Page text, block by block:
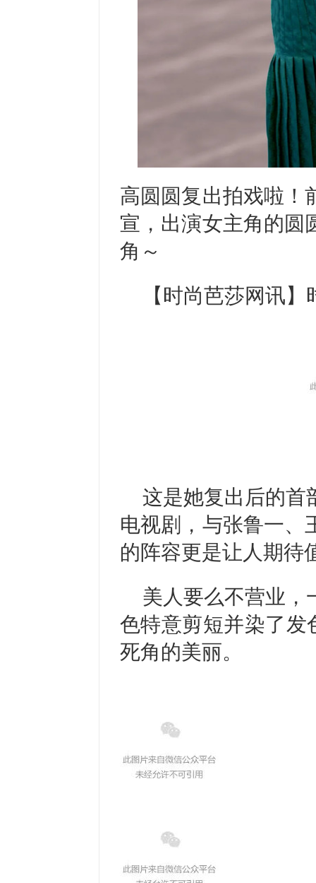
高圆圆复出拍戏啦！
宣，出演女主角的圆
角～
【时尚芭莎网讯
这是她复出后的首
电视剧，与张鲁一、
的阵容更是让人期待
美人要么不营业，
色特意剪短并染了
死角的美丽。